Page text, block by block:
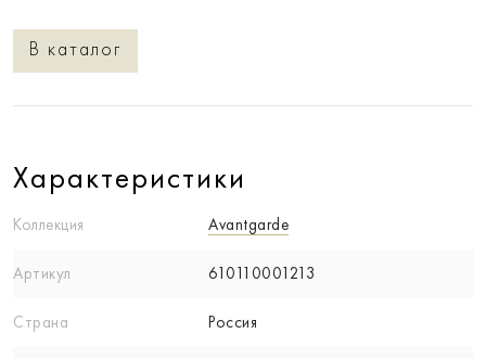
В каталог
Характеристики
Коллекция Avantgarde
Артикул 610110001213
Страна Россия